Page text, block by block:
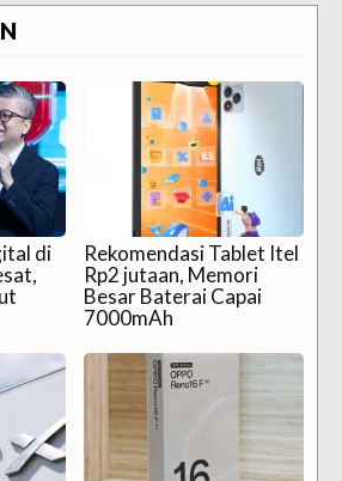
di
Rekomendasi Tablet Itel
Rp2 jutaan, Memori
Besar Baterai Capai
7000mAh